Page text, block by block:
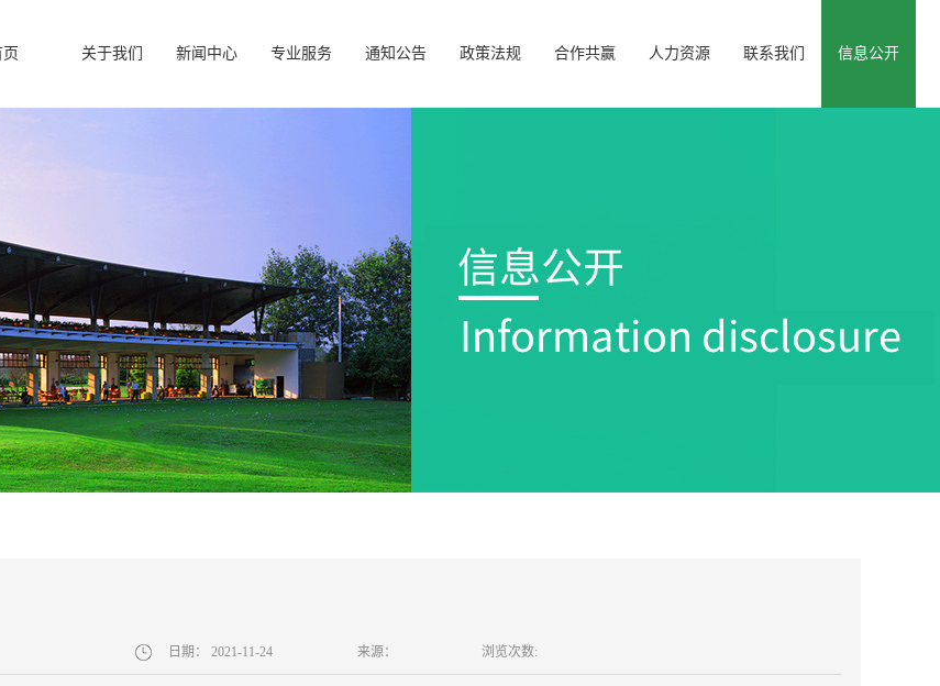
关于我们 新闻中心 专业服务 通知公告 政策法规 合作共赢 人力资源 联系我们 信息公开
日期： 2021-11-24 来源： 浏览次数: